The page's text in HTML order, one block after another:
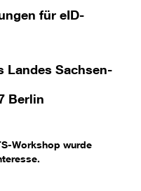
für eID-
Landes Sachsen-
Berlin
Workshop wurde